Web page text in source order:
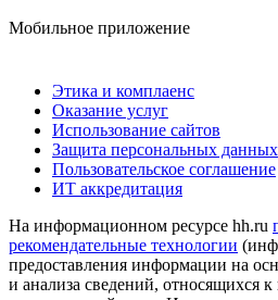
Мобильное приложение
Этика и комплаенс
Оказание услуг
Использование сайтов
Защита персональных данных
Пользовательское соглашение
ИТ аккредитация
На информационном ресурсе hh.ru
рекомендательные технологии
предоставления информации на
и анализа сведений, относящихся